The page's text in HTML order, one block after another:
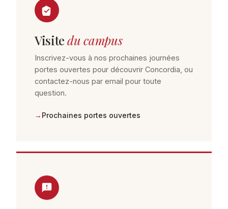
Visitedu campus
Inscrivez-vous à nos prochaines journées
portes ouvertes pour découvrir Concordia, ou
contactez-nous par email pour toute
question.
Prochaines portes ouvertes